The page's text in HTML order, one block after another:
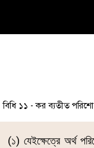
বিধি ১১ - কর ব্যতীত
(১) যেইক্ষেত্রে অর্থ